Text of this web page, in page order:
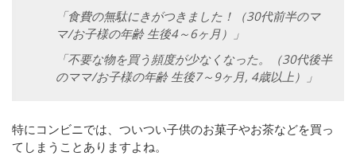
「食費の無駄にきがつきました！（30代前半のマ
マ/お子様の年齢 生後4～6ヶ月）」
「不要な物を買う頻度が少なくなった。（30代後半
のママ/お子様の年齢 生後7～9ヶ月, 4歳以上）」
特にコンビニでは、ついつい子供のお菓子やお茶などを買っ
てしまうことありますよね。